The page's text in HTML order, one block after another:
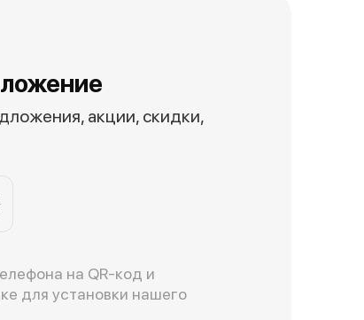
акции, скидки,
на QR-код и
для установки нашего